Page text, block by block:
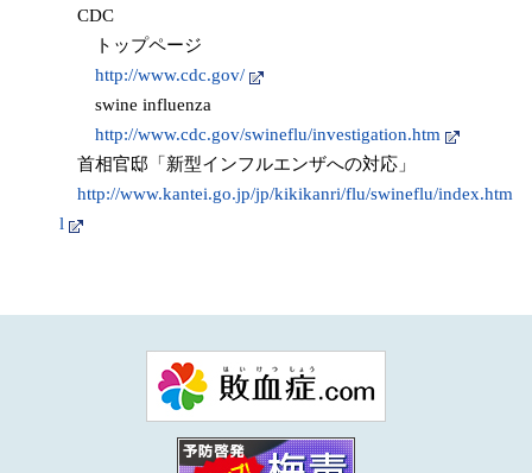
CDC
トップページ
http://www.cdc.gov/
swine influenza
http://www.cdc.gov/swineflu/investigation.htm
首相官邸「新型インフルエンザへの対応」
http://www.kantei.go.jp/jp/kikikanri/flu/swineflu/index.htm
l